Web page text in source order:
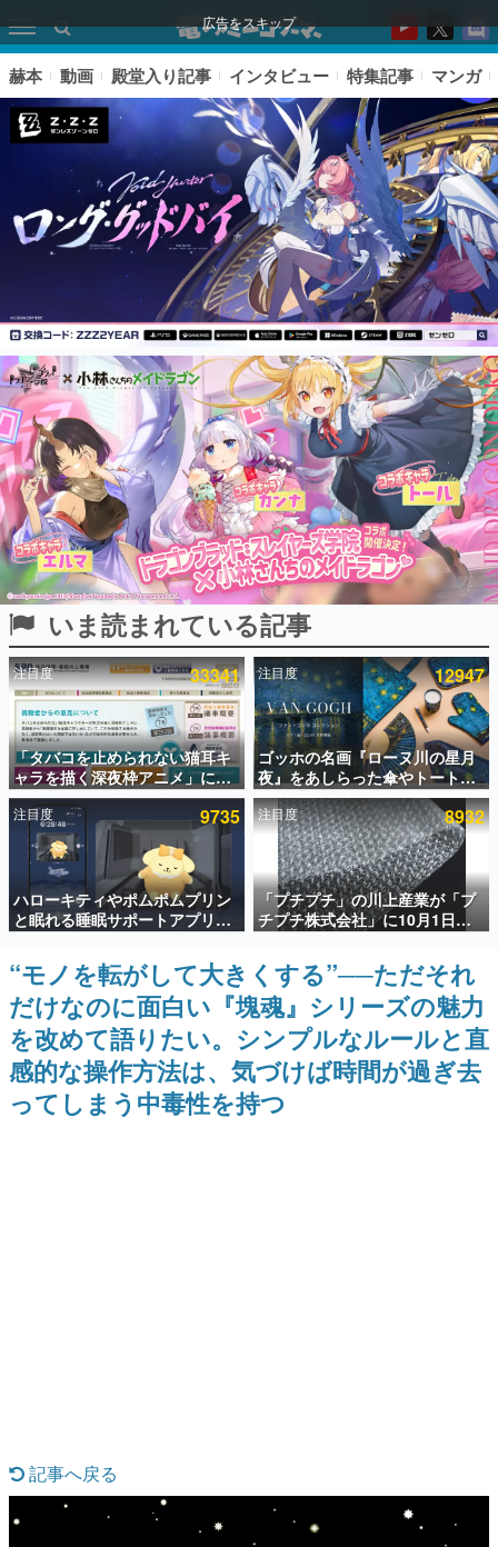
広告をスキップ
ピックアップ
電ファミのいま読まれている記事ランキング
アプリセール情報
インタビュー
連載・特集一覧
殿堂入り記事
SNS拡散数が数千以上！ ページビュー数万以上！ などな
ど。多くの人々に読まれた、電ファミ渾身の“殿堂入り”記
事をまとめました。
ゲームの企画書
名作ゲームクリエイターの方々に製作時のエピソードをお
聞きし、ヒットする企画（ゲーム）とは何か？を探ってい
きます。
赫本
この物語を解いてはいけない。『赫本』は、〈試験問題〉
の形をした短編ホラー小説集です。
新世代に訊く
これからのデジタルゲーム市場を担う若きクリエイター達
の姿を追い、彼らのルーツと情熱を探っていきます。
ゲーム世代の作家たち
ゲームに多大な影響を受けた作家さんに取材し、ゲームが
日本のコンテンツ産業やカルチャーに与えた影響を探る企
画です。
日本モバイルゲーム産業史
日本のモバイルゲーム史における主要なトピック・タイト
ルを網羅するほか、開発者へのインタビューや識者による
解説を掲載。約20年の歴史が一望できる決定版！
特集記事
赫本 動画 殿堂入り記事 インタビュー 特集記事 マンガ
いま読まれている記事
注目度 33341
「タバコを止められない猫耳キ
ャラを描く深夜枠アニメ」に視
聴者の一部から批判意見。違法
薬物の使用と思しき描写も含め
て、BPOが議論を交わす
注目度 12947
ゴッホの名画『ローヌ川の星月
夜』をあしらった傘やトートバ
ッグなどが登場。8月7日21時よ
り2日間限定で予約販売
注目度 9735
ハローキティやポムポムプリン
と眠れる睡眠サポートアプリ
『ゆめたび』が配信中。キャラ
ごとのASMRや目覚ましアラー
ムも搭載
注目度 8932
「プチプチ」の川上産業が「プ
チプチ株式会社」に10月1日よ
り社名変更へ。創業58年で初め
ての変更で、“プチッ”と鳴るお
なじみの緩衝材が会社の名前に
“モノを転がして大きくする”──ただそれ
だけなのに面白い『塊魂』シリーズの魅力
を改めて語りたい。シンプルなルールと直
感的な操作方法は、気づけば時間が過ぎ去
ってしまう中毒性を持つ
記事へ戻る